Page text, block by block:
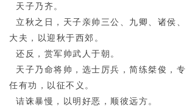
天子乃齐。
立秋之日，天子亲帅三公、九卿、诸侯、
大夫，以迎秋于西郊。
还反，赏军帅武人于朝。
天子乃命将帅，选士厉兵，简练桀俊，专
任有功，以征不义。
诘诛暴慢，以明好恶，顺彼远方。